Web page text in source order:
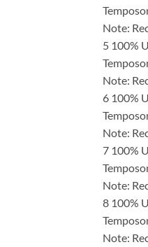
Note:
5 100%
Note:
6 100%
Note:
7 100%
Note:
8 100%
Note: